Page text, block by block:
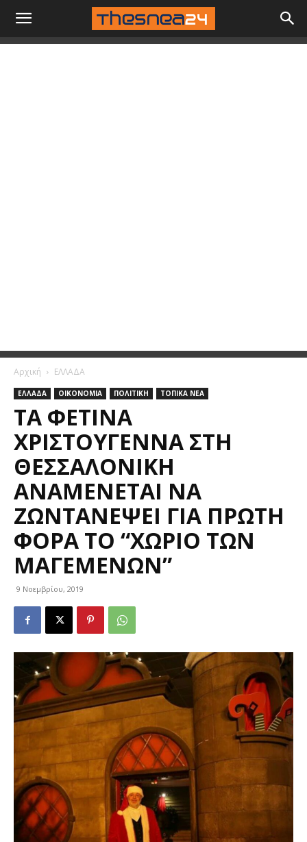
Αρχική ΕΛΛΑΔΑ
ΕΛΛΑΔΑ ΟΙΚΟΝΟΜΙΑ ΠΟΛΙΤΙΚΗ ΤΟΠΙΚΑ ΝΕΑ
ΤΑ ΦΕΤΙΝΆ
ΧΡΙΣΤΟΎΓΕΝΝΑ ΣΤΗ
ΘΕΣΣΑΛΟΝΊΚΗ
ΑΝΑΜΈΝΕΤΑΙ ΝΑ
ΖΩΝΤΑΝΈΨΕΙ ΓΙΑ ΠΡΏΤΗ
ΦΟΡΆ ΤΟ “ΧΩΡΙΌ ΤΩΝ
ΜΑΓΕΜΈΝΩΝ”
9 Νοεμβρίου, 2019